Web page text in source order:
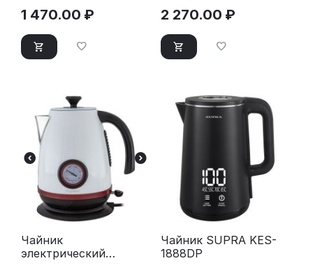
1 470.00 ₽ 2 270.00 ₽
Чайник
электрический
Чайник SUPRA KES-
1888DP